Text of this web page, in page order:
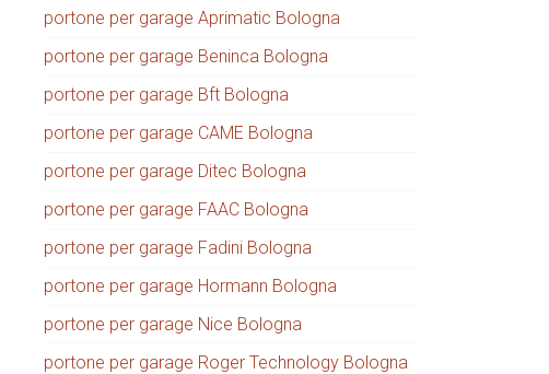
portone per garage Aprimatic Bologna
portone per garage Beninca Bologna
portone per garage Bft Bologna
portone per garage CAME Bologna
portone per garage Ditec Bologna
portone per garage FAAC Bologna
portone per garage Fadini Bologna
portone per garage Hormann Bologna
portone per garage Nice Bologna
portone per garage Roger Technology Bologna